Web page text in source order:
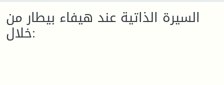
السيرة الذاتية عند هيفاء بيطار من
خلال: